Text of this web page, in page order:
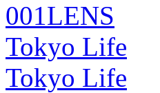
001LENS
Tokyo Life
Tokyo Life